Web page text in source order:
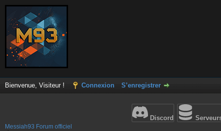
Bienvenue, Visiteur ! Connexion S’enregistrer
Discord
Messiah93 Forum officiel